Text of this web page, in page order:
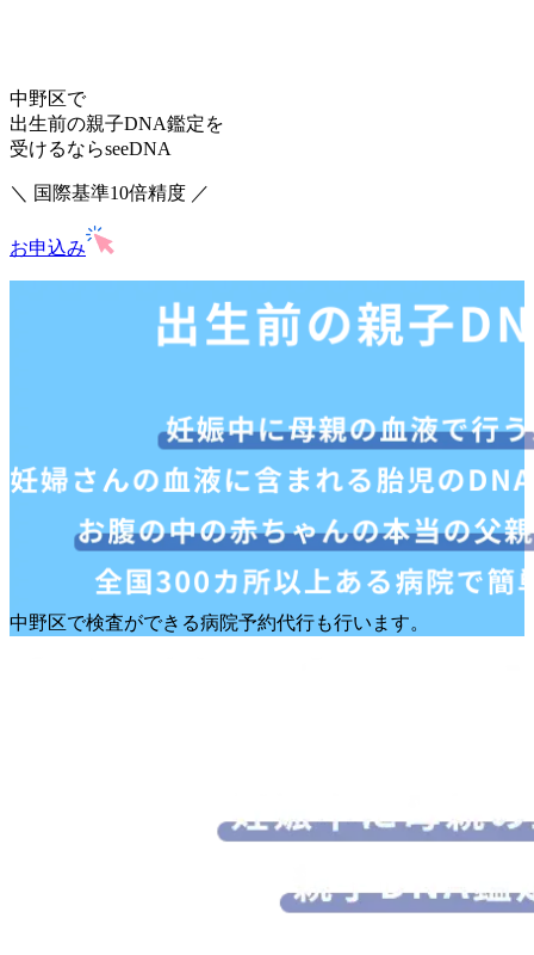
中野区で
出生前の親子DNA鑑定を
受けるならseeDNA
＼ 国際基準10倍精度 ／
お申込み
中野区で検査ができる病院予約代行も行います。